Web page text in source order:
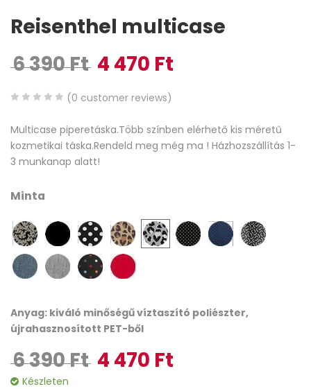
Reisenthel multicase
6 390Ft Original price was: 6 390 Ft.
4 470 Ft
out
of
based
customer
(0 customer reviews)
Multicase piperetáska.Több színben elérhető kis méretű
kozmetikai táska.Rendeld meg még ma ! Házhozszállítás 1-
3 munkanap alatt!
Minta
Anyag: kiváló minőségű víztaszító poliészter,
újrahasznosított PET-ből
6 390Ft Original price was: 6 390 Ft.
4 470 Ft
Készleten